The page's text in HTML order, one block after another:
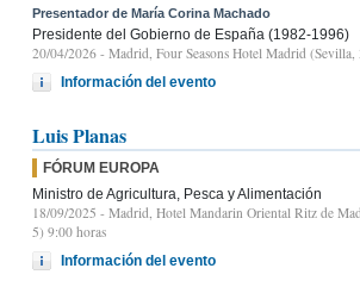
Presentador de María Corina Machado
Presidente del Gobierno de España (1982-1996)
20/04/2026 - Madrid, Four Seasons Hotel Madrid (Sevilla,
Información del evento
Luis Planas
FÓRUM EUROPA
Ministro de Agricultura, Pesca y Alimentación
18/09/2025 - Madrid, Hotel Mandarin Oriental Ritz de
5) 9:00 horas
Información del evento